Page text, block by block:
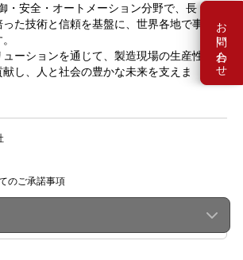
お問い合わせ
・安全・オートメーション分野で、長
た技術と信頼を基盤に、世界各地で事
ーションを通じて、製造現場の生産性
し、人と社会の豊かな未来を支えま
のご承諾事項